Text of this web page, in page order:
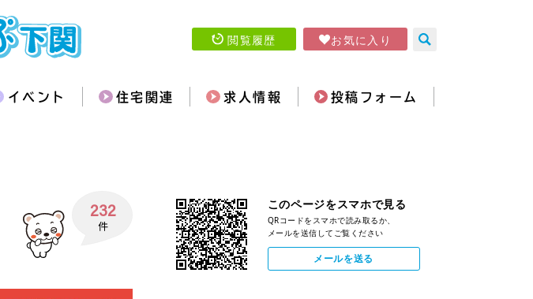
閲覧履歴 お気に入り
イベント 住宅関連 求人情報 投稿フォーム
232
このページをスマホで見る
QRコードをスマホで読み取るか、
メールを送信してご覧ください
メールを送る